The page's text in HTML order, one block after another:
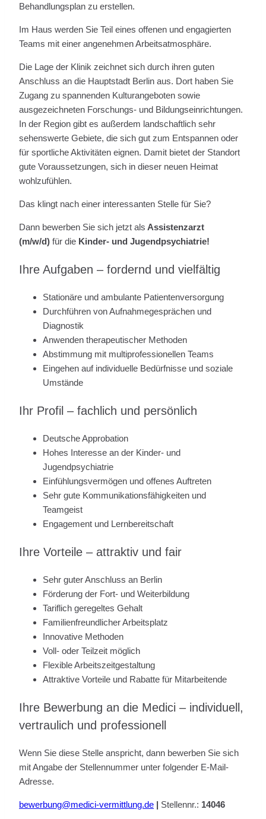
Behandlungsplan zu erstellen.
Im Haus werden Sie Teil eines offenen und engagierten
Teams mit einer angenehmen Arbeitsatmosphäre.
Die Lage der Klinik zeichnet sich durch ihren guten
Anschluss an die Hauptstadt Berlin aus. Dort haben Sie
Zugang zu spannenden Kulturangeboten sowie
ausgezeichneten Forschungs- und Bildungseinrichtungen.
In der Region gibt es außerdem landschaftlich sehr
sehenswerte Gebiete, die sich gut zum Entspannen oder
für sportliche Aktivitäten eignen. Damit bietet der Standort
gute Voraussetzungen, sich in dieser neuen Heimat
wohlzufühlen.
Das klingt nach einer interessanten Stelle für Sie?
Dann bewerben Sie sich jetzt als Assistenzarzt
(m/w/d) für die Kinder- und Jugendpsychiatrie!
Ihre Aufgaben – fordernd und vielfältig
Stationäre und ambulante Patientenversorgung
Durchführen von Aufnahmegesprächen und
Diagnostik
Anwenden therapeutischer Methoden
Abstimmung mit multiprofessionellen Teams
Eingehen auf individuelle Bedürfnisse und soziale
Umstände
Ihr Profil – fachlich und persönlich
Deutsche Approbation
Hohes Interesse an der Kinder- und
Jugendpsychiatrie
Einfühlungsvermögen und offenes Auftreten
Sehr gute Kommunikationsfähigkeiten und
Teamgeist
Engagement und Lernbereitschaft
Ihre Vorteile – attraktiv und fair
Sehr guter Anschluss an Berlin
Förderung der Fort- und Weiterbildung
Tariflich geregeltes Gehalt
Familienfreundlicher Arbeitsplatz
Innovative Methoden
Voll- oder Teilzeit möglich
Flexible Arbeitszeitgestaltung
Attraktive Vorteile und Rabatte für Mitarbeitende
Ihre Bewerbung an die Medici – individuell,
vertraulich und professionell
Wenn Sie diese Stelle anspricht, dann bewerben Sie sich
mit Angabe der Stellennummer unter folgender E-Mail-
Adresse.
bewerbung@medici-vermittlung.de | Stellennr.: 14046